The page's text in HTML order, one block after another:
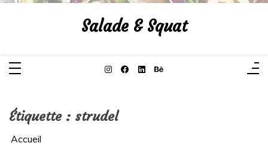
Aller
Salade & Squat
Étiquette : strudel
Accueil